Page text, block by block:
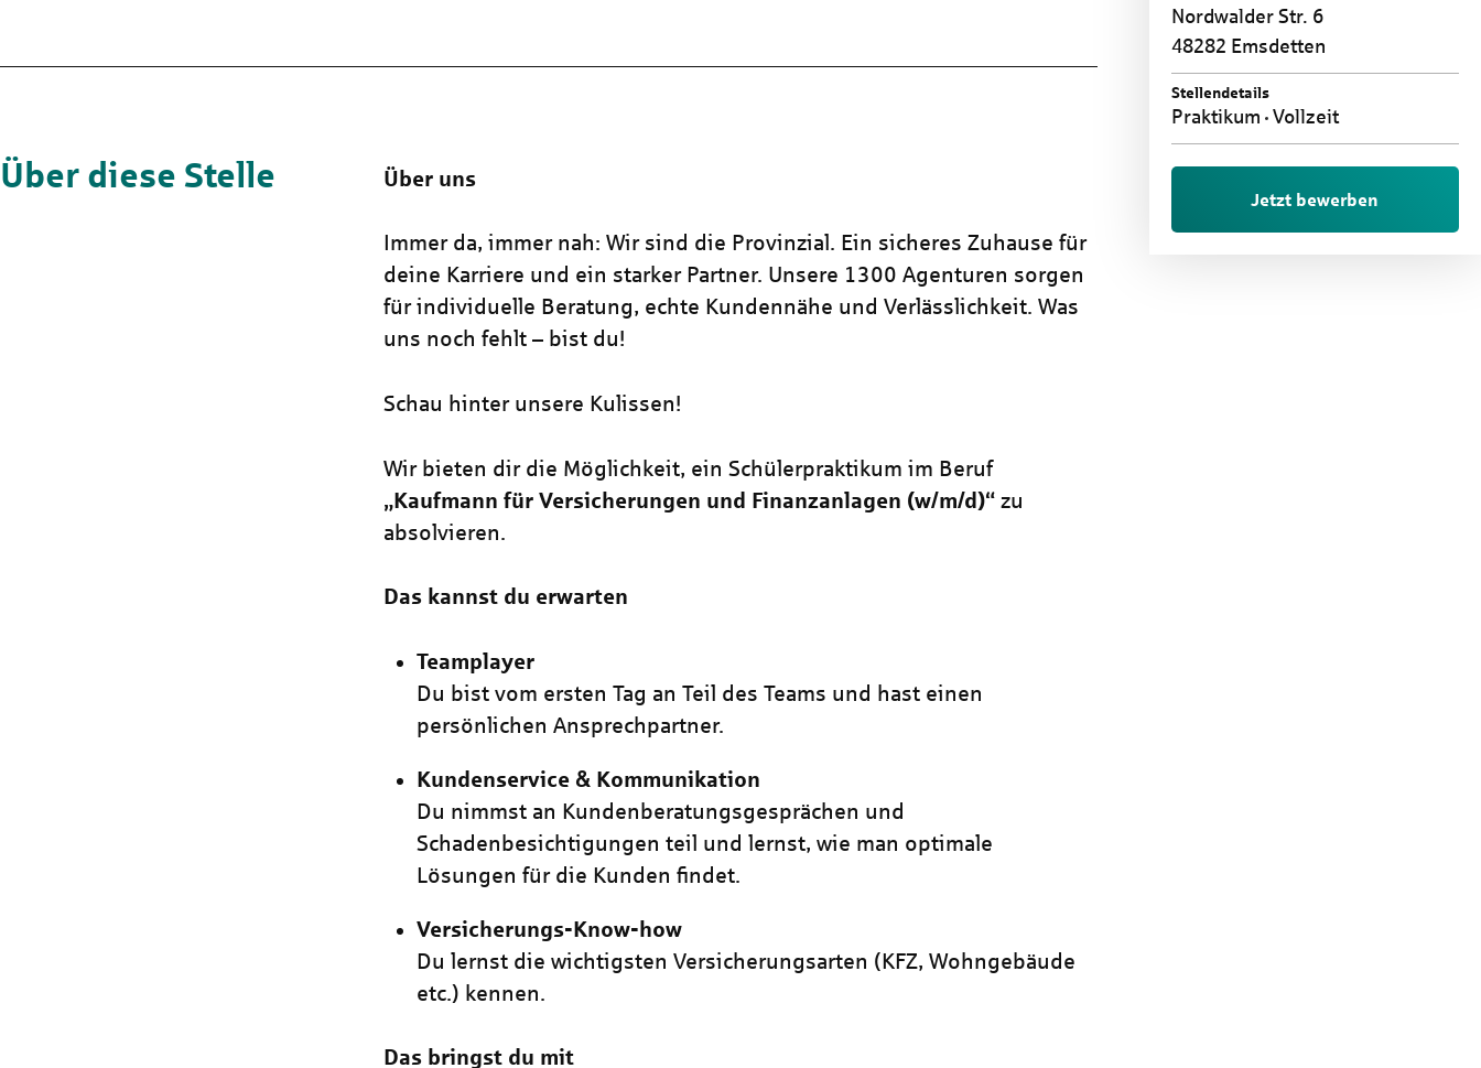
Nordwalder Str. 6
48282 Emsdetten
Stellendetails
Praktikum Vollzeit
Jetzt bewerben
Über diese Stelle Über uns
Immer da, immer nah: Wir sind die Provinzial. Ein sicheres Zuhause für
deine Karriere und ein starker Partner. Unsere 1300 Agenturen sorgen
für individuelle Beratung, echte Kundennähe und Verlässlichkeit. Was
uns noch fehlt – bist du!
Schau hinter unsere Kulissen!
Wir bieten dir die Möglichkeit, ein Schülerpraktikum im Beruf
„Kaufmann für Versicherungen und Finanzanlagen (w/m/d)“zu
absolvieren.
Das kannst du erwarten
Teamplayer
Du bist vom ersten Tag an Teil des Teams und hast einen
persönlichen Ansprechpartner.
Kundenservice & Kommunikation
Du nimmst an Kundenberatungsgesprächen und
Schadenbesichtigungen teil und lernst, wie man optimale
Lösungen für die Kunden findet.
Versicherungs-Know-how
Du lernst die wichtigsten Versicherungsarten (KFZ, Wohngebäude
etc.) kennen.
Das bringst du mit